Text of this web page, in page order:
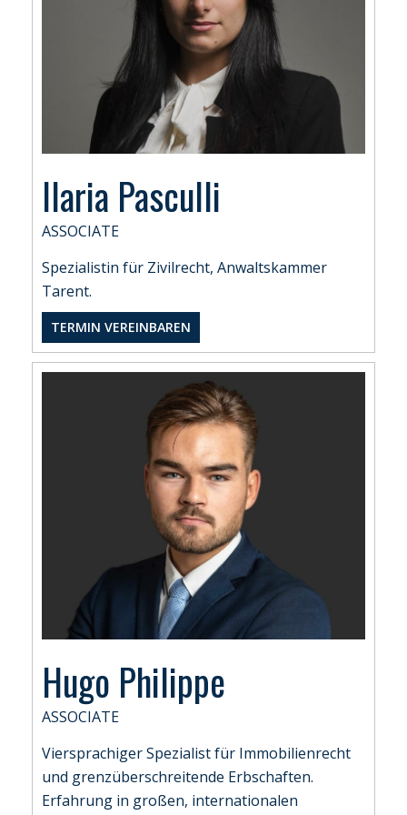
Ilaria Pasculli
ASSOCIATE
Spezialistin für Zivilrecht, Anwaltskammer
Tarent.
TERMIN VEREINBAREN
Hugo Philippe
ASSOCIATE
Viersprachiger Spezialist für Immobilienrecht
und grenzüberschreitende Erbschaften.
Erfahrung in großen, internationalen